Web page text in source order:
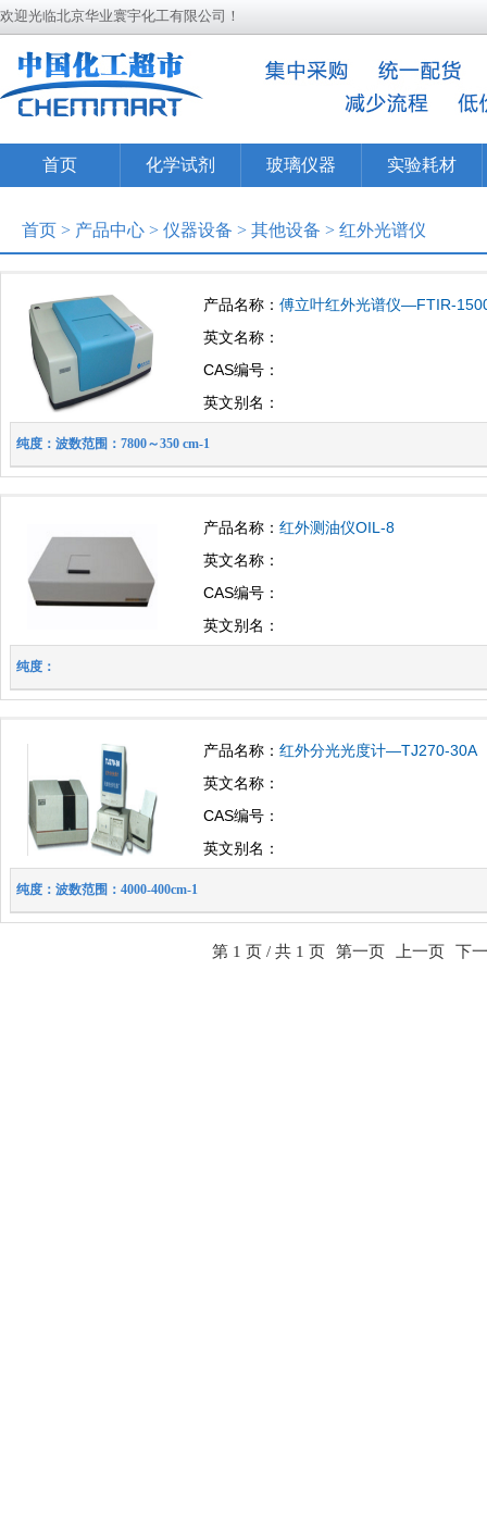
欢迎光临北京华业寰宇化工有限公司！
首页 化学试剂 玻璃仪器 实验耗材
首页 > 产品中心 > 仪器设备 > 其他设备 > 红外光谱仪
产品名称： 傅立叶红外光谱仪—FTIR-
英文名称：
CAS编号：
英文别名：
纯度：波数范围：7800～350 cm-1
产品名称： 红外测油仪OIL-8
英文名称：
CAS编号：
英文别名：
纯度：
产品名称： 红外分光光度计—TJ270-30A
英文名称：
CAS编号：
英文别名：
纯度：波数范围：4000-400cm-1
第 1 页 / 共 1 页 第一页 上一页 下